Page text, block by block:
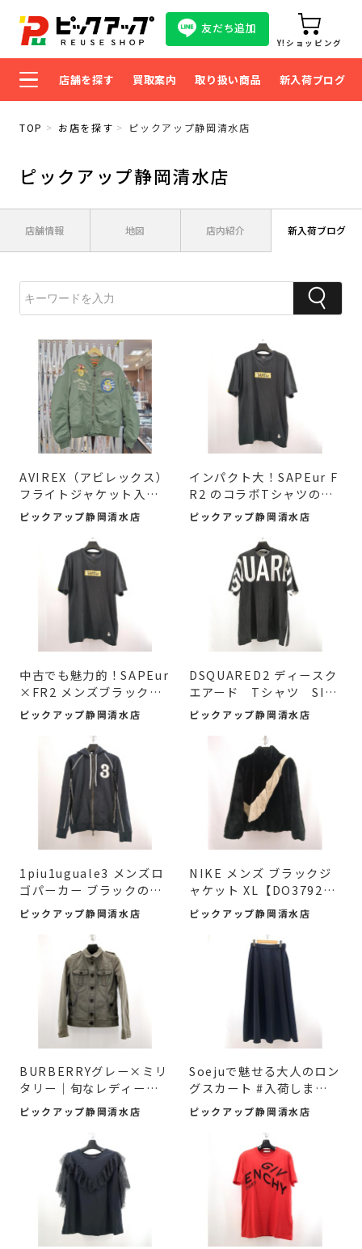
友だち追加
Y!ショッピング
店舗を探す 買取案内 取り扱い商品 新入荷ブログ
TOP お店を探す ピックアップ静岡清水店
ピックアップ静岡清水店
店舗情報 地図 店内紹介 新入荷ブログ
AVIREX（アビレックス）
フライトジャケット入
荷！...
ピックアップ静岡清水店
インパクト大！SAPEur F
R2 のコラボTシャツのご
紹...
ピックアップ静岡清水店
中古でも魅力的！SAPEur
×FR2 メンズブラックT
シャ...
ピックアップ静岡清水店
DSQUARED2 ディースク
エアード Tシャツ SIZ
E M ...
ピックアップ静岡清水店
1piu1uguale3 メンズロ
ゴパーカー ブラックの魅
力...
ピックアップ静岡清水店
NIKE メンズ ブラックジ
ャケット XL【DO3792-0
10】...
ピックアップ静岡清水店
BURBERRYグレー×ミリ
タリー｜旬なレディース
アウタ...
ピックアップ静岡清水店
Soejuで魅せる大人のロン
グスカート #入荷しました
♪
ピックアップ静岡清水店